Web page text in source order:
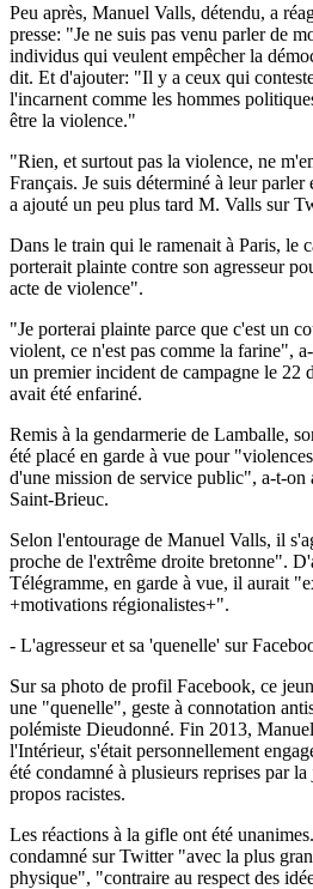
Peu après, Manuel Valls, détendu, a
presse: "Je ne suis pas venu parler de
individus qui veulent empêcher la
dit. Et d'ajouter: "Il y a ceux qui
l'incarnent comme les hommes
être la violence."
"Rien, et surtout pas la violence, ne
Français. Je suis déterminé à leur
a ajouté un peu plus tard M. Valls sur
Dans le train qui le ramenait à Paris, le
porterait plainte contre son agresseur
acte de violence".
"Je porterai plainte parce que c'est un
violent, ce n'est pas comme la farine",
un premier incident de campagne le 22
avait été enfariné.
Remis à la gendarmerie de Lamballe,
été placé en garde à vue pour
d'une mission de service public", a-t-on
Saint-Brieuc.
Selon l'entourage de Manuel Valls, il
proche de l'extrême droite bretonne".
Télégramme, en garde à vue, il aurait
+motivations régionalistes+".
- L'agresseur et sa 'quenelle' sur
Sur sa photo de profil Facebook, ce
une "quenelle", geste à connotation
polémiste Dieudonné. Fin 2013,
l'Intérieur, s'était personnellement
été condamné à plusieurs reprises par
propos racistes.
Les réactions à la gifle ont été
condamné sur Twitter "avec la plus
physique", "contraire au respect des